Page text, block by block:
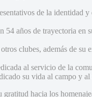
de la identidad
54 años de trayectoria en
clubes, además de su
al servicio de la
su vida al campo y
hacia los